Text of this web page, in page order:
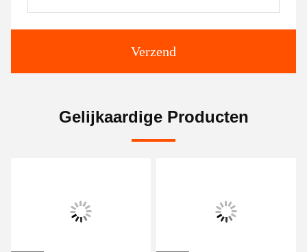
Verzend
Gelijkaardige Producten